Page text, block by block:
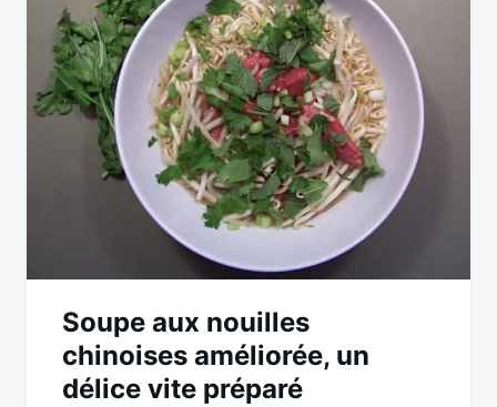
Soupe aux nouilles
chinoises améliorée, un
délice vite préparé